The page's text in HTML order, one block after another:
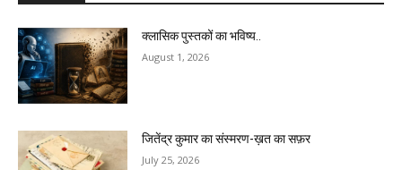
क्लासिक पुस्तकों का भविष्य..
August 1, 2026
जितेंद्र कुमार का संस्मरण-ख़त का सफ़र
July 25, 2026